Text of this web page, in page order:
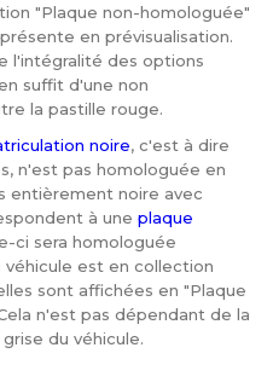
"Plaque non-homologuée"
en prévisualisation.
l'intégralité des options
suffit d'une non
la pastille rouge.
noire, c'est à dire
n'est pas homologuée en
entièrement noire avec
à une plaque
ci sera homologuée
est en collection
sont affichées en "Plaque
n'est pas dépendant de la
du véhicule.